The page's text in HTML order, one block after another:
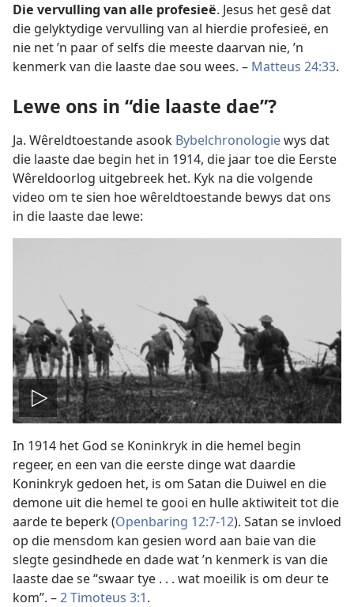
Die vervulling van alle profesieë. Jesus het gesê dat
die gelyktydige vervulling van al hierdie profesieë, en
nie net ’n paar of selfs die meeste daarvan nie, ’n
kenmerk van die laaste dae sou wees. – Matteus 24:33.
Lewe ons in “die laaste dae”?
Ja. Wêreldtoestande asook Bybelchronologiewys dat
die laaste dae begin het in 1914, die jaar toe die Eerste
Wêreldoorlog uitgebreek het. Kyk na die volgende
video om te sien hoe wêreldtoestande bewys dat ons
in die laaste dae lewe:
Speel
video
In 1914 het God se Koninkryk in die hemel begin
regeer, en een van die eerste dinge wat daardie
Koninkryk gedoen het, is om Satan die Duiwel en die
demone uit die hemel te gooi en hulle aktiwiteit tot die
aarde te beperk (Openbaring 12:7-12). Satan se invloed
op die mensdom kan gesien word aan baie van die
slegte gesindhede en dade wat ’n kenmerk is van die
laaste dae se “swaar tye . . . wat moeilik is om deur te
kom”. –2 Timoteus 3:1.